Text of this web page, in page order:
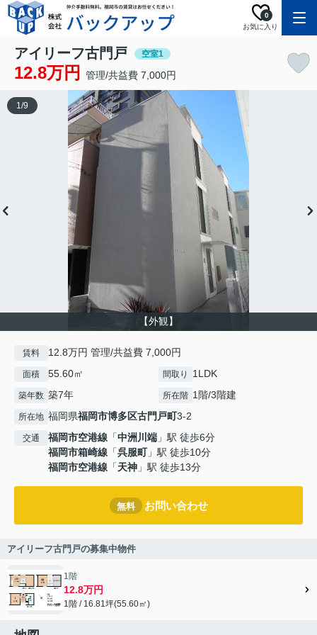
お気に入り
0
アイリーフ古門戸 空室1
12.8万円 管理/共益費 7,000円
【外観】
1/9
賃料 12.8万円 管理/共益費 7,000円
面積 55.60㎡ 間取り 1LDK
築年数 築7年 所在階 1階/3階建
所在地 福岡県福岡市博多区古門戸町3-2
交通 福岡市空港線 「中洲川端 」駅 徒歩6分
福岡市箱崎線 「呉服町」駅 徒歩10分
福岡市空港線 「天神 」駅 徒歩13分
無料 お問い合わせ
アイリーフ古門戸の募集中物件
1階
12.8万円
1階 / 16.81坪(55.60㎡)